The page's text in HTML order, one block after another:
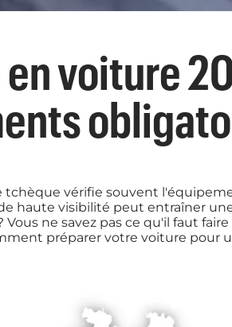
en voiture
tchèque vérifie souvent
haute visibilité peut entraîner
ne savez pas ce qu'il faut
préparer votre voiture pour